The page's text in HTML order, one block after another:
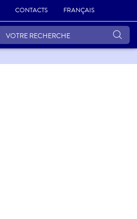
CONTACTS FRANÇAIS